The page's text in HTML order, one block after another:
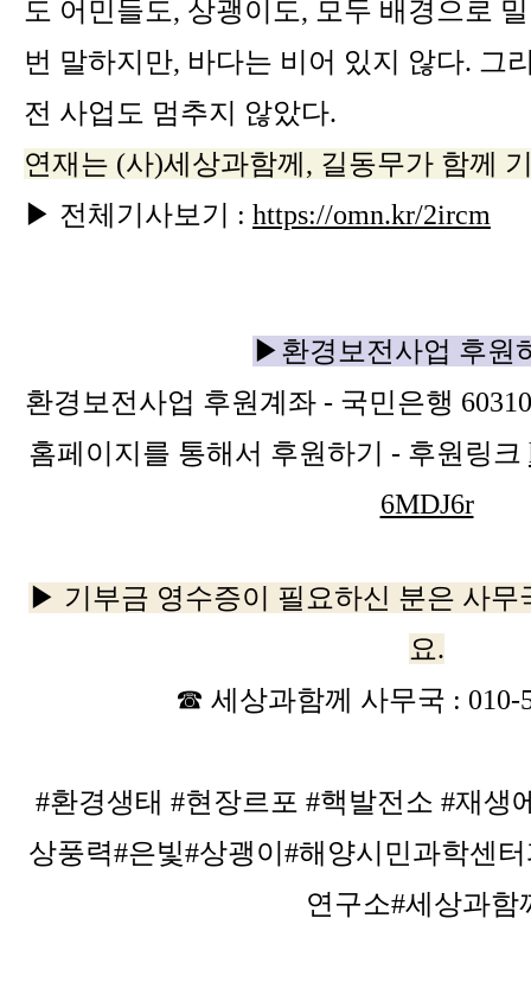
도 어민들도, 상괭이도, 모두 배경으로
번 말하지만, 바다는 비어 있지 않다. 그
전 사업도 멈추지 않았다.
연재는 (사)세상과함께, 길동무가 함께
▶ 전체기사보기 : https://omn.kr/2ircm
▶환경보전사업 후원
환경보전사업 후원계좌 - 국민은행
홈페이지를 통해서 후원하기 - 후원링크
6MDJ6r
▶ 기부금 영수증이 필요하신 분은 사무
요.
☎ 세상과함께 사무국 : 010-
#환경생태 #현장르포 #핵발전소 #재생
상풍력#은빛#상괭이#해양시민과학센
연구소#세상과함